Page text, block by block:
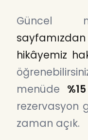
Güncel
sayfamızdan
hikâyemiz
menüde
rezervasyon
zaman açık.